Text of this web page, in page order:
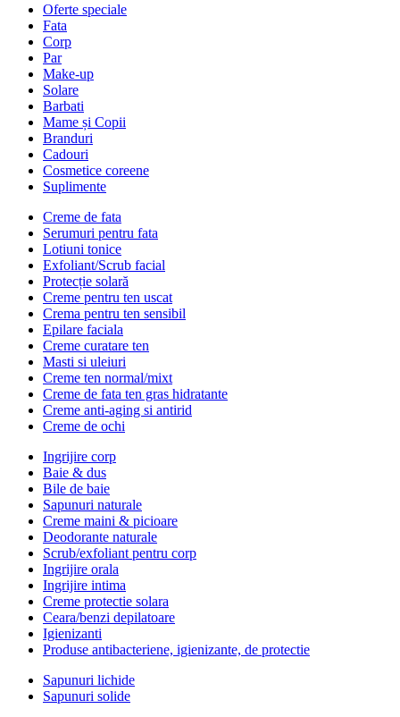
Oferte speciale
Fata
Corp
Par
Make-up
Solare
Barbati
Mame și Copii
Branduri
Cadouri
Cosmetice coreene
Suplimente
Creme de fata
Serumuri pentru fata
Lotiuni tonice
Exfoliant/Scrub facial
Protecție solară
Creme pentru ten uscat
Crema pentru ten sensibil
Epilare faciala
Creme curatare ten
Masti si uleiuri
Creme ten normal/mixt
Creme de fata ten gras hidratante
Creme anti-aging si antirid
Creme de ochi
Ingrijire corp
Baie & dus
Bile de baie
Sapunuri naturale
Creme maini & picioare
Deodorante naturale
Scrub/exfoliant pentru corp
Ingrijire orala
Ingrijire intima
Creme protectie solara
Ceara/benzi depilatoare
Igienizanti
Produse antibacteriene, igienizante, de protectie
Sapunuri lichide
Sapunuri solide